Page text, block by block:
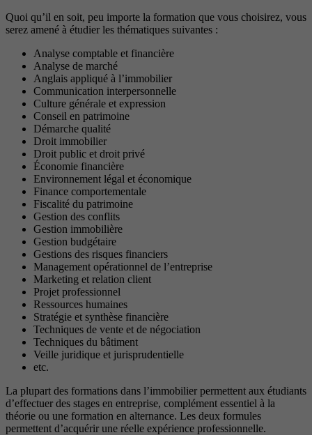
Quoi qu’il en soit, peu importe la formation que vous choisirez, vous
serez amené à étudier les thématiques suivantes :
Analyse comptable et financière
Analyse de marché
Anglais appliqué à l’immobilier
Communication interpersonnelle
Culture générale et expression
Conseil en patrimoine
Démarche qualité
Droit immobilier
Droit public et droit privé
Économie financière
Environnement légal et économique
Finance comportementale
Fiscalité du patrimoine
Gestion des conflits
Gestion immobilière
Gestion budgétaire
Gestions des risques financiers
Management opérationnel de l’entreprise
Marketing et relation client
Projet professionnel
Ressources humaines
Stratégie et synthèse financière
Techniques de vente et de négociation
Techniques du bâtiment
Veille juridique et jurisprudentielle
etc.
La plupart des formations dans l’immobilier permettent aux étudiants
d’effectuer des stages en entreprise, complément essentiel à la
théorie ou une formation en alternance. Les deux formules
permettent d’acquérir une réelle expérience professionnelle.